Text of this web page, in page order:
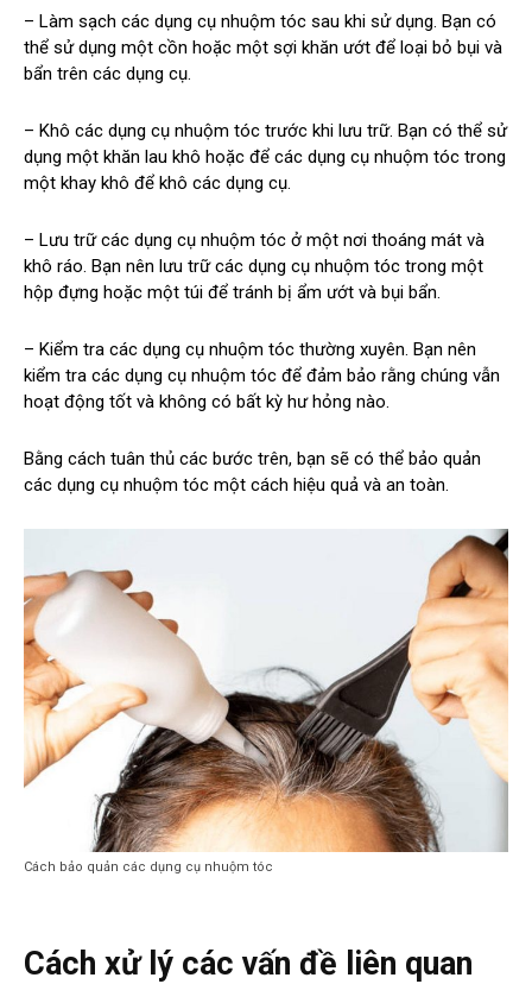
– Làm sạch các dụng cụ nhuộm tóc sau khi sử dụng. Bạn có
thể sử dụng một cồn hoặc một sợi khăn ướt để loại bỏ bụi và
bẩn trên các dụng cụ.
– Khô các dụng cụ nhuộm tóc trước khi lưu trữ. Bạn có thể sử
dụng một khăn lau khô hoặc để các dụng cụ nhuộm tóc trong
một khay khô để khô các dụng cụ.
– Lưu trữ các dụng cụ nhuộm tóc ở một nơi thoáng mát và
khô ráo. Bạn nên lưu trữ các dụng cụ nhuộm tóc trong một
hộp đựng hoặc một túi để tránh bị ẩm ướt và bụi bẩn.
– Kiểm tra các dụng cụ nhuộm tóc thường xuyên. Bạn nên
kiểm tra các dụng cụ nhuộm tóc để đảm bảo rằng chúng vẫn
hoạt động tốt và không có bất kỳ hư hỏng nào.
Bằng cách tuân thủ các bước trên, bạn sẽ có thể bảo quản
các dụng cụ nhuộm tóc một cách hiệu quả và an toàn.
Cách bảo quản các dụng cụ nhuộm tóc
Cách xử lý các vấn đề liên quan